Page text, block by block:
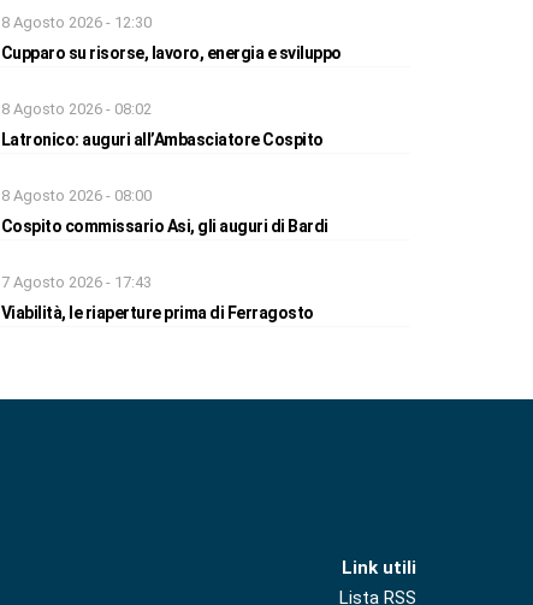
8 Agosto 2026 - 12:30
Cupparo su risorse, lavoro, energia e sviluppo
8 Agosto 2026 - 08:02
Latronico: auguri all’Ambasciatore Cospito
8 Agosto 2026 - 08:00
Cospito commissario Asi, gli auguri di Bardi
7 Agosto 2026 - 17:43
Viabilità, le riaperture prima di Ferragosto
Link utili
Lista RSS